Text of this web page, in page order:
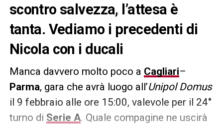
scontro salvezza, l’attesa è
tanta. Vediamo i precedenti di
Nicola con i ducali
Manca davvero molto poco a Cagliari–
Parma, gara che avrà luogo all’Unipol Domus
il 9 febbraio alle ore 15:00, valevole per il 24°
turno di Serie A. Quale compagine ne uscirà